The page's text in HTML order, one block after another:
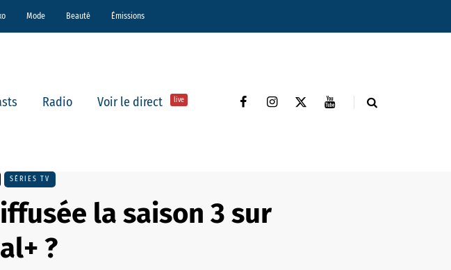
Mode Beauté Émissions
Radio Voir le direct live
SÉRIES TV
la saison 3 sur
?